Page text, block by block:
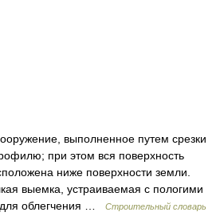
выполненное путем срезки
при этом вся поверхность
ниже поверхности земли.
выемка, устраиваемая с пологими
облегчения …
Строительный словарь